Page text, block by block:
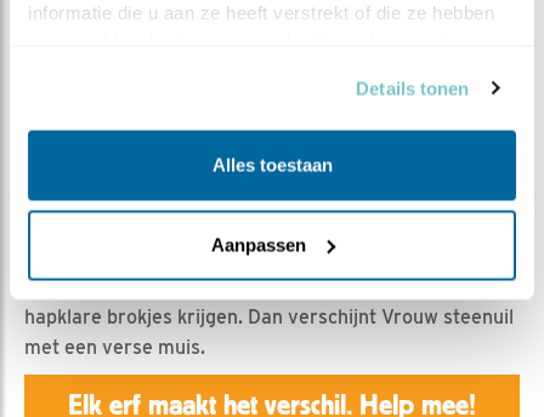
informatie die u aan ze heeft verstrekt of die ze hebben
Details tonen
Alles toestaan
Aanpassen
Vers is gemakkelijker
Geert | Geplaatst op 12 juni 2025, 17:15 | Vind ik leuk|
|
263x
Het kuiken is al lang aan een muis aan het trekken om
hapklare brokjes krijgen. Dan verschijnt Vrouw steenuil
met een verse muis.
Elk erf maakt het verschil. Help mee!